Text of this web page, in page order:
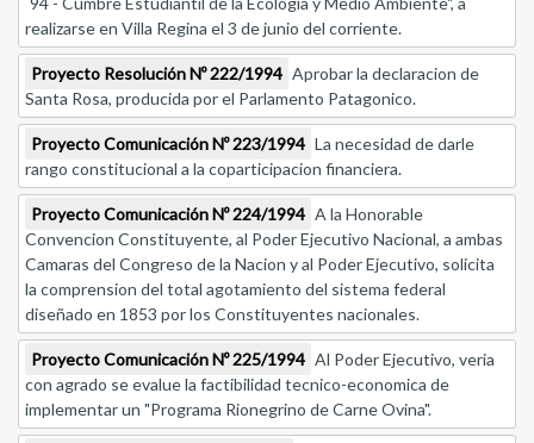
realizarse en Villa Regina el 3 de junio del corriente.
Proyecto Resolución Nº 222/1994 Aprobar la declaracion de
Santa Rosa, producida por el Parlamento Patagonico.
Proyecto Comunicación Nº 223/1994 La necesidad de darle
rango constitucional a la coparticipacion financiera.
Proyecto Comunicación Nº 224/1994 A la Honorable
Convencion Constituyente, al Poder Ejecutivo Nacional, a ambas
Camaras del Congreso de la Nacion y al Poder Ejecutivo, solicita
la comprension del total agotamiento del sistema federal
diseñado en 1853 por los Constituyentes nacionales.
Proyecto Comunicación Nº 225/1994 Al Poder Ejecutivo, veria
con agrado se evalue la factibilidad tecnico-economica de
implementar un "Programa Rionegrino de Carne Ovina".